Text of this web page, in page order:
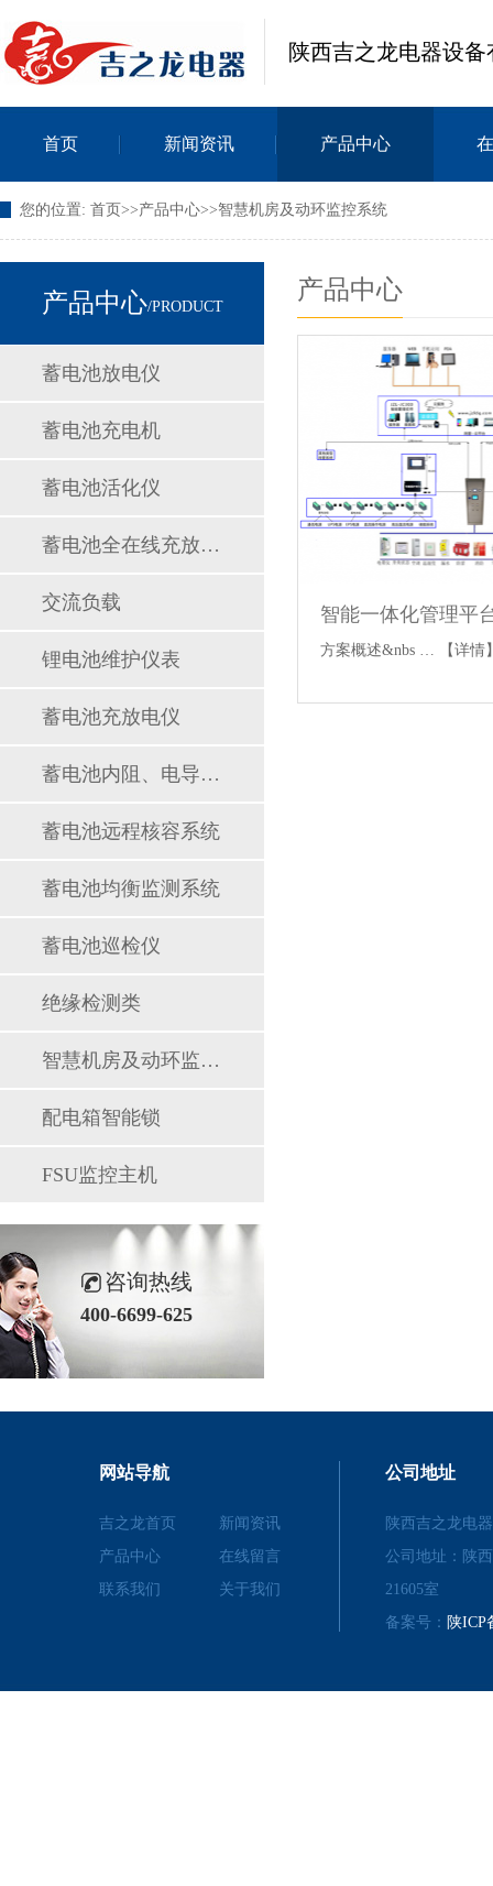
陕西吉之龙电器设备
首页 新闻资讯 产品中心
您的位置: 首页 >>产品中心>>智慧机房及动环监控系统
产品中心/PRODUCT
蓄电池放电仪
蓄电池充电机
蓄电池活化仪
蓄电池全在线充放电仪
交流负载
锂电池维护仪表
蓄电池充放电仪
蓄电池内阻、电导、内导测试仪
蓄电池远程核容系统
蓄电池均衡监测系统
蓄电池巡检仪
绝缘检测类
智慧机房及动环监控系统
配电箱智能锁
FSU监控主机
咨询热线
400-6699-625
产品中心
智能一体化管理平
方案概述&nbs … 【详情
网站导航
吉之龙首页
新闻资讯
产品中心
在线留言
联系我们
关于我们
公司地址
陕西吉之龙电
公司地址：陕
21605室
备案号： 陕ICP